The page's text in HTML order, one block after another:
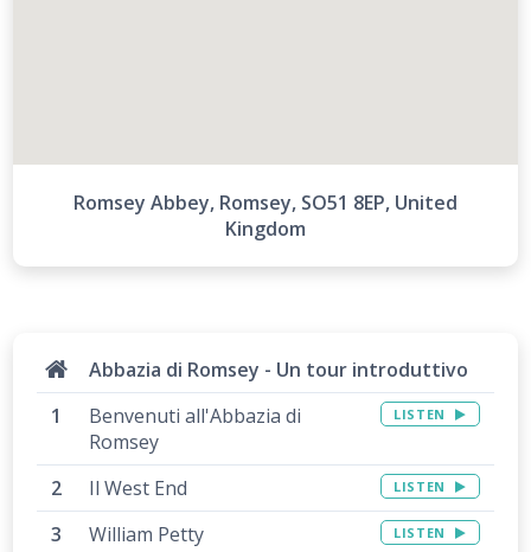
Romsey Abbey, Romsey, SO51 8EP, United
Kingdom
Abbazia di Romsey - Un tour introduttivo
Benvenuti all'Abbazia di
Romsey
LISTEN
Il West End LISTEN
William Petty LISTEN